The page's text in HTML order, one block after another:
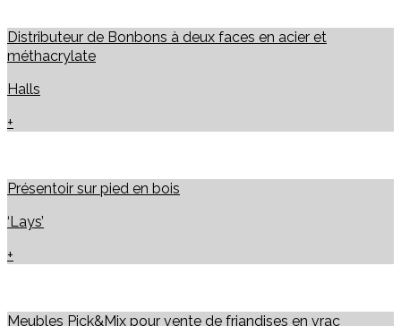
Distributeur de Bonbons à deux faces en acier et
méthacrylate
Halls
+
Présentoir sur pied en bois
‘Lays’
+
Meubles Pick&Mix pour vente de friandises en vrac